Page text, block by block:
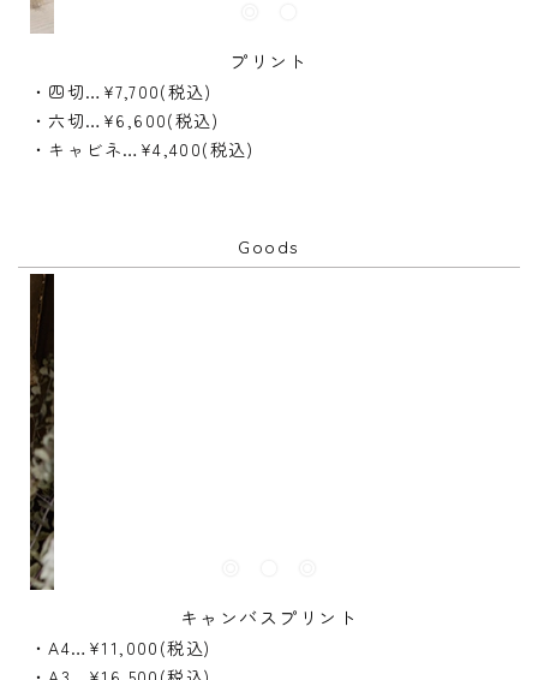
プリント
・四切…¥7,700(税込)
・六切…¥6,600(税込)
・キャビネ…¥4,400(税込)
Goods
キャンバスプリント
・A4…¥11,000(税込)